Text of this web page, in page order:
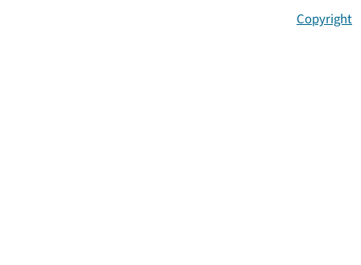
Copyright